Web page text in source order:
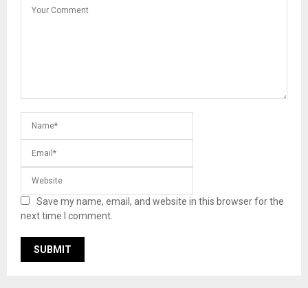
Save my name, email, and website in this browser for the
next time I comment.